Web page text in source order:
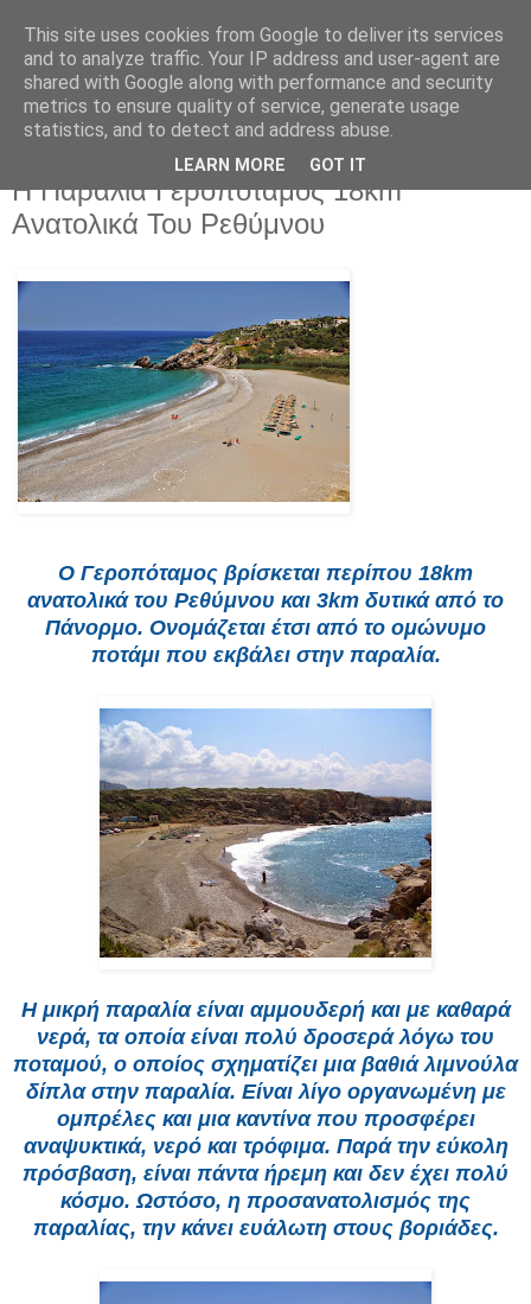
Τρίτη 17 Ιουνίου 2025
Η Παραλία Γεροπόταμος 18km
Ανατολικά Του Ρεθύμνου
Ο Γεροπόταμος βρίσκεται περίπου 18km
ανατολικά του Ρεθύμνου και 3km δυτικά από το
Πάνορμο. Ονομάζεται έτσι από το ομώνυμο
ποτάμι που εκβάλει στην παραλία.
Η μικρή παραλία είναι αμμουδερή και με καθαρά
νερά, τα οποία είναι πολύ δροσερά λόγω του
ποταμού, ο οποίος σχηματίζει μια βαθιά λιμνούλα
δίπλα στην παραλία. Είναι λίγο οργανωμένη με
ομπρέλες και μια καντίνα που προσφέρει
αναψυκτικά, νερό και τρόφιμα. Παρά την εύκολη
πρόσβαση, είναι πάντα ήρεμη και δεν έχει πολύ
κόσμο. Ωστόσο, η προσανατολισμός της
παραλίας, την κάνει ευάλωτη στους βοριάδες.
This site uses cookies from Google to deliver its services
and to analyze traffic. Your IP address and user-agent are
shared with Google along with performance and security
metrics to ensure quality of service, generate usage
statistics, and to detect and address abuse.
LEARN MORE GOT IT